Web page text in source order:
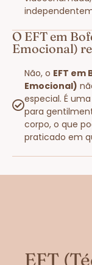
O EFT em
Emocional)
Não, o EFT
Emocional)
especial. É
para
corpo, o que
praticado em
EFT